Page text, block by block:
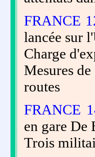
FRANCE
lancée sur
Charge
Mesures
routes
FRANCE
en gare De
Trois